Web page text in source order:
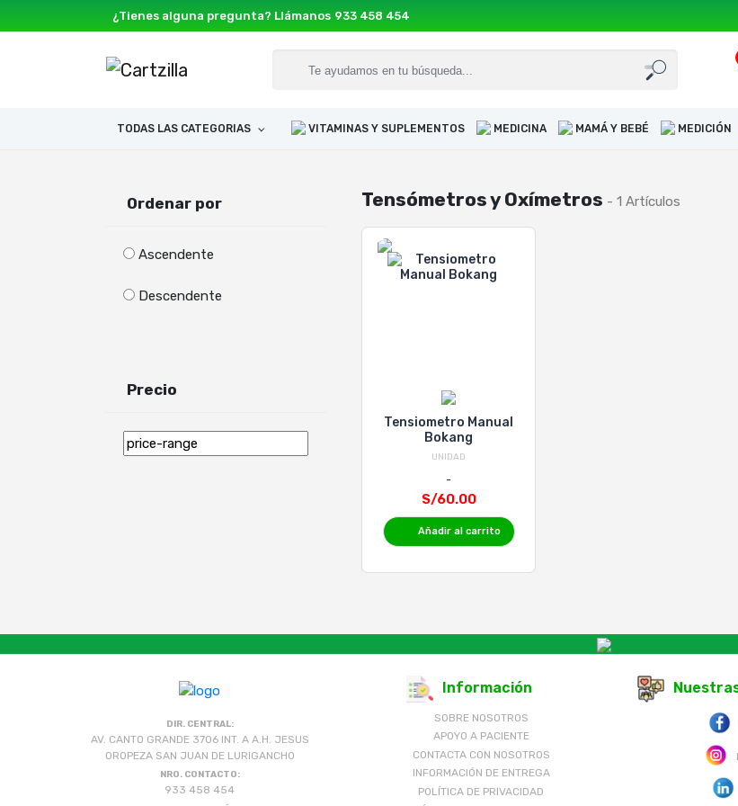
¿Tienes alguna pregunta? Llámanos 933 458 454
TODAS LAS CATEGORIAS VITAMINAS Y SUPLEMENTOS MEDICINA MAMÁ Y BEBÉ MEDICIÓN
Ordenar por
Ascendente
Descendente
Precio
Tensómetros y Oxímetros - 1 Artículos
Tensiometro Manual
Bokang
UNIDAD
S/60.00
Añadir al carrito
DIR. CENTRAL:
AV. CANTO GRANDE 3706 INT. A A.H. JESUS
OROPEZA SAN JUAN DE LURIGANCHO
NRO. CONTACTO:
933 458 454
Información
SOBRE NOSOTROS
APOYO A PACIENTE
CONTACTA CON NOSOTROS
INFORMACIÓN DE ENTREGA
POLÍTICA DE PRIVACIDAD